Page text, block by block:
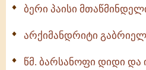
ბერი პაისი
არქიმანდრიტი
წმ. ბარსანოფი დიდი და